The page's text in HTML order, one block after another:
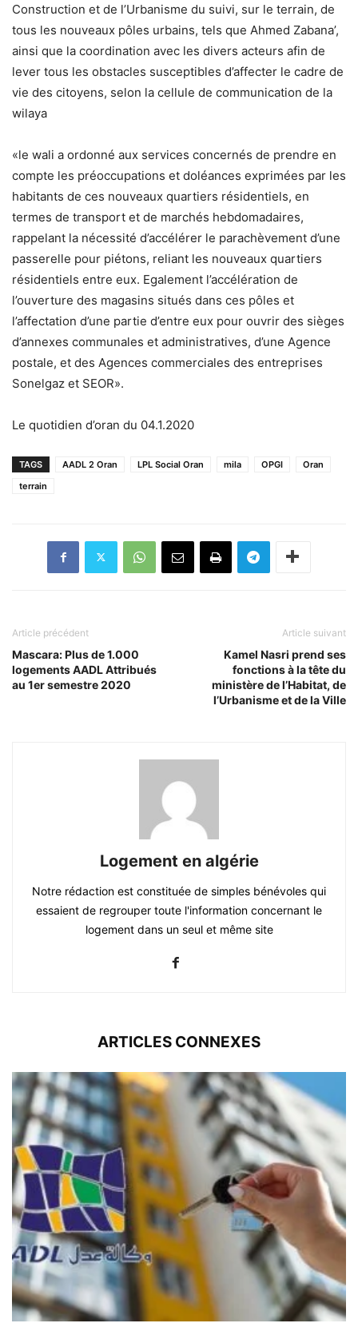
Construction et de l’Urbanisme du suivi, sur le terrain, de
tous les nouveaux pôles urbains, tels que Ahmed Zabana’,
ainsi que la coordination avec les divers acteurs afin de
lever tous les obstacles susceptibles d’affecter le cadre de
vie des citoyens, selon la cellule de communication de la
wilaya
«le wali a ordonné aux services concernés de prendre en
compte les préoccupations et doléances exprimées par les
habitants de ces nouveaux quartiers résidentiels, en
termes de transport et de marchés hebdomadaires,
rappelant la nécessité d’accélérer le parachèvement d’une
passerelle pour piétons, reliant les nouveaux quartiers
résidentiels entre eux. Egalement l’accélération de
l’ouverture des magasins situés dans ces pôles et
l’affectation d’une partie d’entre eux pour ouvrir des sièges
d’annexes communales et administratives, d’une Agence
postale, et des Agences commerciales des entreprises
Sonelgaz et SEOR».
Le quotidien d’oran du 04.1.2020
TAGS AADL 2 Oran LPL Social Oran mila OPGI
Oran
terrain
Article précédent
Mascara: Plus de 1.000
logements AADL Attribués
au 1er semestre 2020
Article suivant
Kamel Nasri prend ses
fonctions à la tête du
ministère de l’Habitat, de
l’Urbanisme et de la Ville
Logement en algérie
Notre rédaction est constituée de simples bénévoles qui
essaient de regrouper toute l'information concernant le
logement dans un seul et même site
ARTICLES CONNEXES